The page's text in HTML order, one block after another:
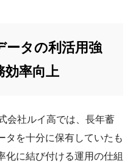
ータの利活用強
効率向上
会社ルイ高では、長年蓄
タを十分に保有していたも
化に結び付ける運用の仕組